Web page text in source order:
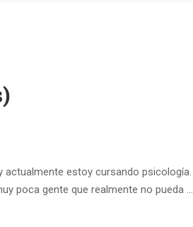
actualmente estoy cursando psicología.
poca gente que realmente no pueda …